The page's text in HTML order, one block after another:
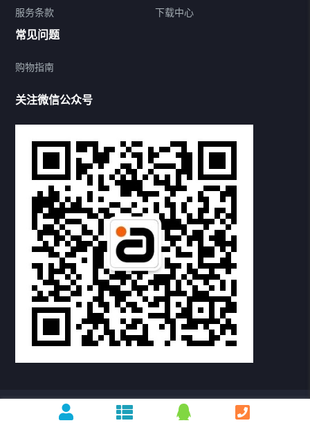
5.1音频解码器
耳放&功放
耳机&音箱
HDMI适配器
精品配件
下载中心
常见问题 FAQ
2026/08/06
服务条款
下载中心
常见问题
购物指南
关注微信公众号
版权所有 ©2025 阿音 | 粤ICP备19087408号-1 技术支持： 傲音科技